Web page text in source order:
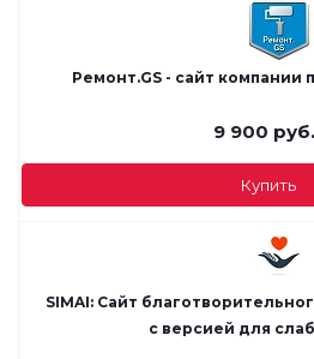
Ремонт.GS - сайт компании
9 900 руб.
Купить
SIMAI: Сайт
с версией для